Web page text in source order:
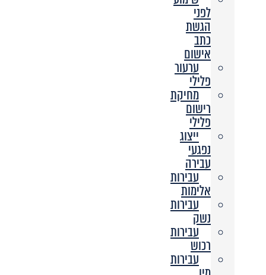
לפני
הגשת
כתב
אישום
ערעור
פלילי
מחיקת
רישום
פלילי
ייצוג
נפגעי
עבירה
עבירות
אלימות
עבירות
נשק
עבירות
רכוש
עבירות